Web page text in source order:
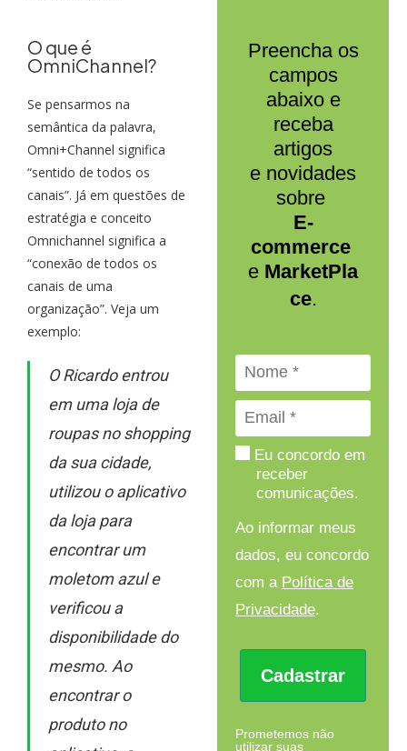
O que é
OmniChannel?
Se pensarmos na
semântica da palavra,
Omni+Channel significa
“sentido de todos os
canais”. Já em questões de
estratégia e conceito
Omnichannel significa a
“conexão de todos os
canais de uma
organização”. Veja um
exemplo:
O Ricardo entrou
em uma loja de
roupas no shopping
da sua cidade,
utilizou o aplicativo
da loja para
encontrar um
moletom azul e
verificou a
disponibilidade do
mesmo. Ao
encontrar o
produto no
Preencha os
campos
abaixo e
receba
artigos
e novidades
sobre
E-
commerce
e MarketPla
ce.
Eu concordo em
receber
comunicações.
Ao informar meus
dados, eu concordo
com a Política de
Privacidade.
Cadastrar
Prometemos não
utilizar suas